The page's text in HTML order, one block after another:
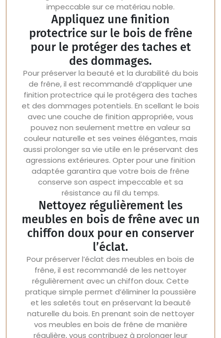
impeccable sur ce matériau noble.
Appliquez une finition
protectrice sur le bois de frêne
pour le protéger des taches et
des dommages.
Pour préserver la beauté et la durabilité du bois
de frêne, il est recommandé d’appliquer une
finition protectrice qui le protégera des taches
et des dommages potentiels. En scellant le bois
avec une couche de finition appropriée, vous
pouvez non seulement mettre en valeur sa
couleur naturelle et ses veines élégantes, mais
aussi prolonger sa vie utile en le préservant des
agressions extérieures. Opter pour une finition
adaptée garantira que votre bois de frêne
conserve son aspect impeccable et sa
résistance au fil du temps.
Nettoyez régulièrement les
meubles en bois de frêne avec un
chiffon doux pour en conserver
l’éclat.
Pour préserver l’éclat des meubles en bois de
frêne, il est recommandé de les nettoyer
régulièrement avec un chiffon doux. Cette
pratique simple permet d’éliminer la poussière
et les saletés tout en préservant la beauté
naturelle du bois. En prenant soin de nettoyer
vos meubles en bois de frêne de manière
régulière, vous contribuez à prolonger leur